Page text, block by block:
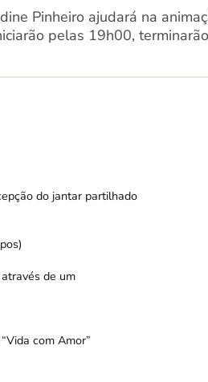
Pinheiro ajudará na
pelas 19h00,
do jantar partilhado
de um
com Amor”